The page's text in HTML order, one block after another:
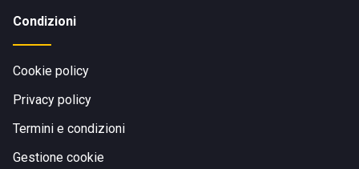
Condizioni
Cookie policy
Privacy policy
Termini e condizioni
Gestione cookie